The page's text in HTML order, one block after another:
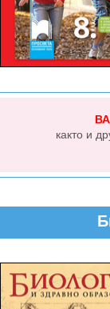
както и